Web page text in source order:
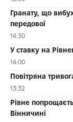
Гранату, що
передової
14:30
У ставку на
14:00
Повітряна
13:32
Рівне
Вінничині